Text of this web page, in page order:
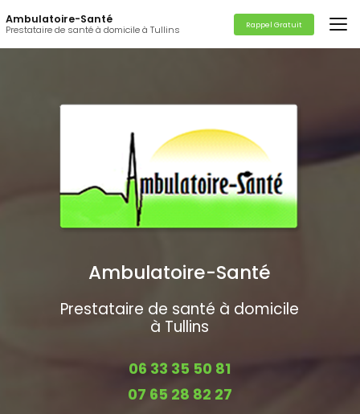
au
contenu
principal
Ambulatoire-Santé
Prestataire de santé à domicile à Tullins Rappel Gratuit
Ambulatoire-Santé
Prestataire de santé à domicile
à Tullins
06 33 35 50 81
07 65 28 82 27